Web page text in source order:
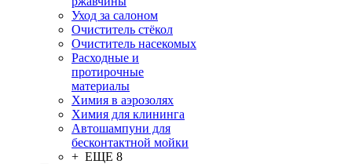
Уход за салоном
Очиститель стёкол
Очиститель насекомых
Расходные и
протирочные
материалы
Химия в аэрозолях
Химия для клининга
Автошампуни для
бесконтактной мойки
+ ЕЩЕ 8